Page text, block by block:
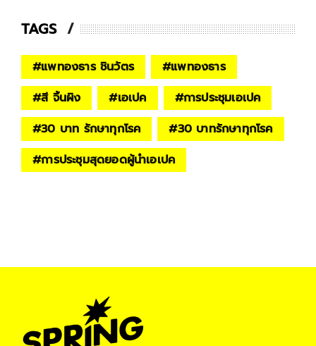
TAGS
#แพทองธาร ชินวัตร #แพทองธาร
#สี จิ้นผิง #เอเปค #การประชุมเอเปค
#30 บาท รักษาทุกโรค #30 บาทรักษาทุกโรค
#การประชุมสุดยอดผู้นำเอเปค